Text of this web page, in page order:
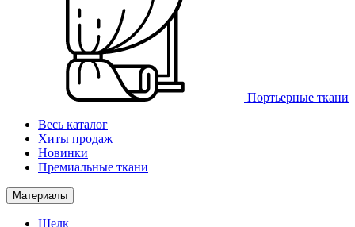
Портьерные ткани
Весь каталог
Хиты продаж
Новинки
Премиальные ткани
Материалы
Шелк